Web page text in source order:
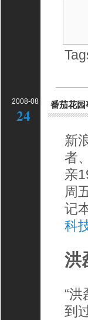
2008-08
24
番茄花园
新
者
亲
周
记
科
洪
“
到